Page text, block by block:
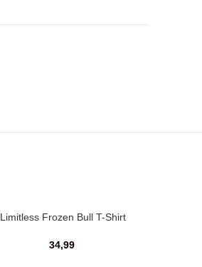
Limitless Frozen Bull T-Shirt
34,99